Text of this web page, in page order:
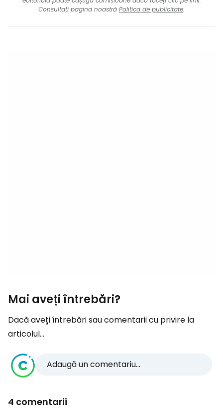
Consultați pagina noastră Politica de publicitate.
Mai aveți întrebări?
Dacă aveți întrebări sau comentarii cu privire la
articolul...
Adaugă un comentariu...
4 comentarii